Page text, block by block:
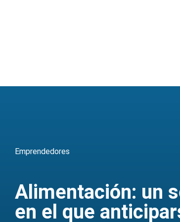
Emprendedores
Alimentación: un
en el que